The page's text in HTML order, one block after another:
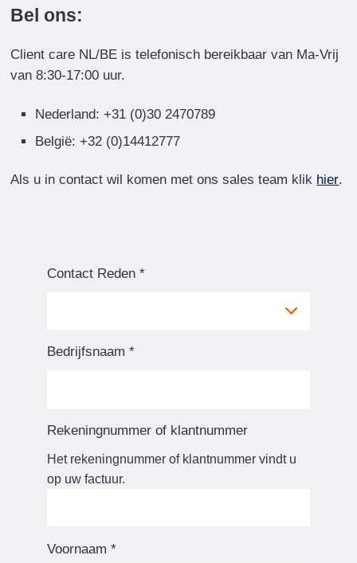
Bel ons:
Client care NL/BE is telefonisch bereikbaar van Ma-Vrij
van 8:30-17:00 uur.
Nederland: +31 (0)30 2470789
België: +32 (0)14412777
Als u in contact wil komen met ons sales team klik hier.
Contact Reden*
Bedrijfsnaam*
Rekeningnummer of klantnummer
Het rekeningnummer of klantnummer vindt u
op uw factuur.
Voornaam*